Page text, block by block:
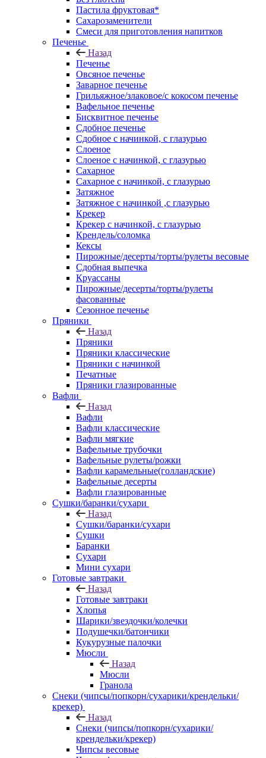
Пастила фруктовая*
Сахарозаменители
Смеси для приготовления напитков
Печенье
Назад
Печенье
Овсяное печенье
Заварное печенье
Грильяжное/злаковое/с кокосом печенье
Вафельное печенье
Бисквитное печенье
Сдобное печенье
Сдобное с начинкой, с глазурью
Слоеное
Слоеное с начинкой, с глазурью
Сахарное
Сахарное с начинкой, с глазурью
Затяжное
Затяжное с начинкой ,с глазурью
Крекер
Крекер с начинкой, с глазурью
Крендель/соломка
Кексы
Пирожные/десерты/торты/рулеты весовые
Сдобная выпечка
Круассаны
Пирожные/десерты/торты/рулеты
фасованные
Сезонное печенье
Пряники
Назад
Пряники
Пряники классические
Пряники с начинкой
Печатные
Пряники глазированные
Вафли
Назад
Вафли
Вафли классические
Вафли мягкие
Вафельные трубочки
Вафельные рулеты/рожки
Вафли карамельные(голландские)
Вафельные десерты
Вафли глазированные
Сушки/баранки/сухари
Назад
Сушки/баранки/сухари
Сушки
Баранки
Сухари
Мини сухари
Готовые завтраки
Назад
Готовые завтраки
Хлопья
Шарики/звездочки/колечки
Подушечки/батончики
Кукурузные палочки
Мюсли
Назад
Мюсли
Гранола
Снеки (чипсы/попкорн/сухарики/крендельки/
крекер)
Назад
Снеки (чипсы/попкорн/сухарики/
крендельки/крекер)
Чипсы весовые